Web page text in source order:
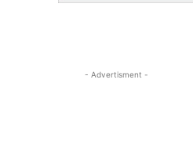
- Advertisment -